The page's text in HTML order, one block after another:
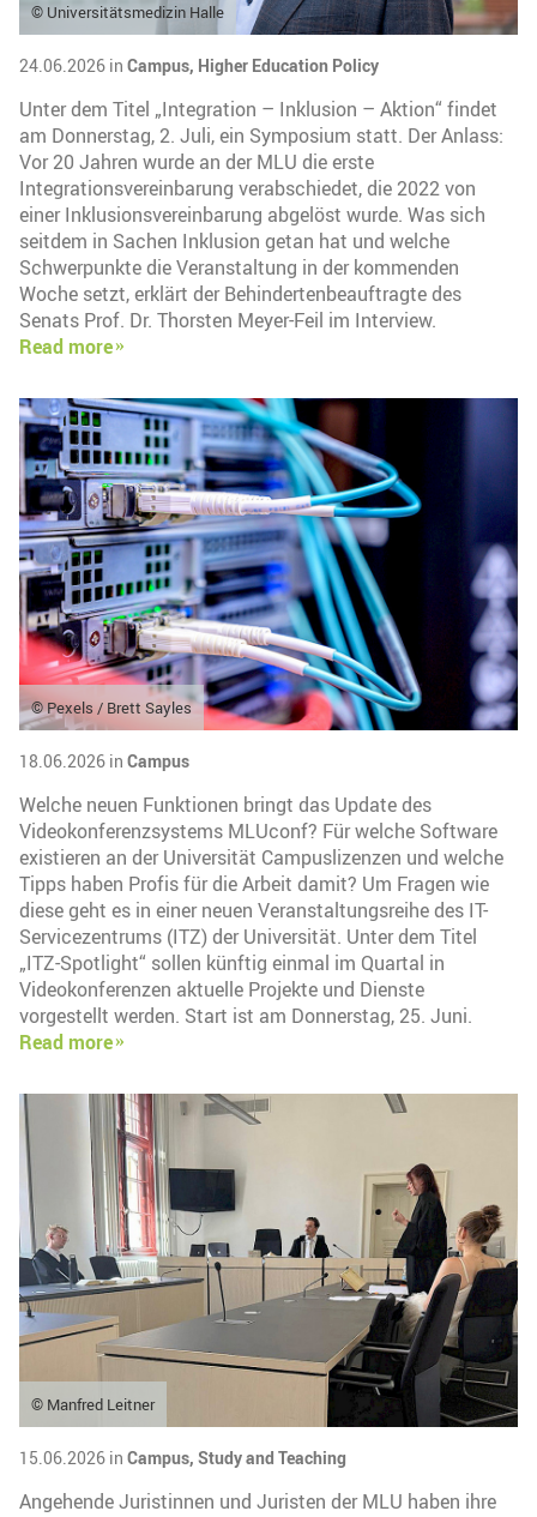
© Universitätsmedizin Halle
24.06.2026 in Campus, Higher Education Policy
Unter dem Titel „Integration – Inklusion – Aktion“ findet
am Donnerstag, 2. Juli, ein Symposium statt. Der Anlass:
Vor 20 Jahren wurde an der MLU die erste
Integrationsvereinbarung verabschiedet, die 2022 von
einer Inklusionsvereinbarung abgelöst wurde. Was sich
seitdem in Sachen Inklusion getan hat und welche
Schwerpunkte die Veranstaltung in der kommenden
Woche setzt, erklärt der Behindertenbeauftragte des
Senats Prof. Dr. Thorsten Meyer-Feil im Interview.
Read more
© Pexels / Brett Sayles
18.06.2026 in Campus
Welche neuen Funktionen bringt das Update des
Videokonferenzsystems MLUconf? Für welche Software
existieren an der Universität Campuslizenzen und welche
Tipps haben Profis für die Arbeit damit? Um Fragen wie
diese geht es in einer neuen Veranstaltungsreihe des IT-
Servicezentrums (ITZ) der Universität. Unter dem Titel
„ITZ-Spotlight“ sollen künftig einmal im Quartal in
Videokonferenzen aktuelle Projekte und Dienste
vorgestellt werden. Start ist am Donnerstag, 25. Juni.
Read more
© Manfred Leitner
15.06.2026 in Campus, Study and Teaching
Angehende Juristinnen und Juristen der MLU haben ihre